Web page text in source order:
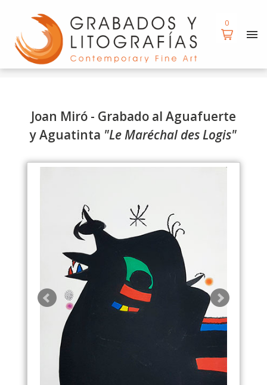
Joan Miró - Grabado al Aguafuerte
y Aguatinta "Le Maréchal des Logis"
0